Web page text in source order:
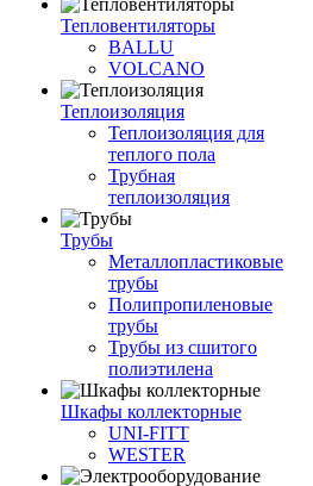
Тепловентиляторы
BALLU
VOLCANO
Теплоизоляция
Теплоизоляция для
теплого пола
Трубная
теплоизоляция
Трубы
Металлопластиковые
трубы
Полипропиленовые
трубы
Трубы из сшитого
полиэтилена
Шкафы коллекторные
UNI-FITT
WESTER